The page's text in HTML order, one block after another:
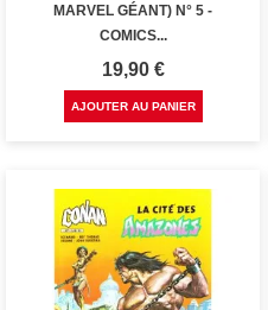
MARVEL GÉANT) N° 5 -
COMICS...
Prix
19,90 €
AJOUTER AU PANIER